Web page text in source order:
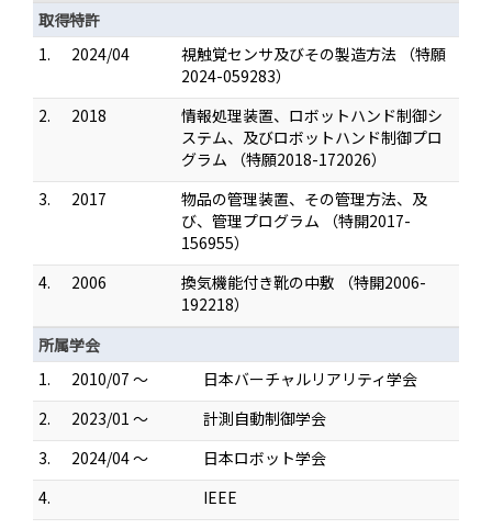
取得特許
1.
2024/04
視触覚センサ及びその製造方法 （特願
2024-059283）
2.
2018
情報処理装置、ロボットハンド制御シ
ステム、及びロボットハンド制御プロ
グラム （特願2018-172026）
3.
2017
物品の管理装置、その管理方法、及
び、管理プログラム （特開2017-
156955）
4.
2006
換気機能付き靴の中敷 （特開2006-
192218）
所属学会
1.
2010/07 ～
日本バーチャルリアリティ学会
2.
2023/01 ～
計測自動制御学会
3.
2024/04 ～
日本ロボット学会
4.
IEEE